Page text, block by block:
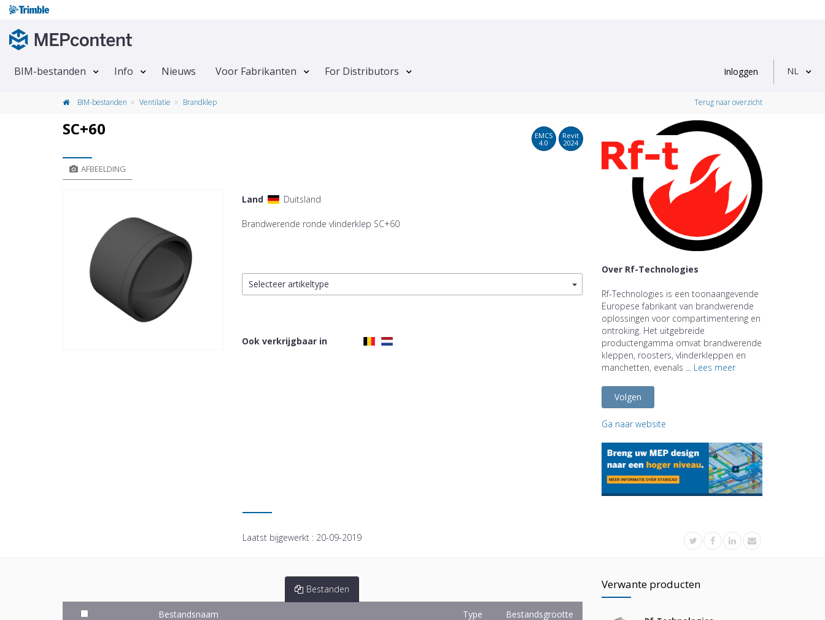
BIM-bestanden Info Nieuws Voor Fabrikanten For Distributors Inloggen NL
BIM-bestanden Ventilatie Brandklep Terug naar overzicht
SC+60
EMCS
4.0
Revit
2024
AFBEELDING
Land Duitsland
Brandwerende ronde vlinderklep SC+60
Selecteer artikeltype
Ook verkrijgbaar in
Over Rf-Technologies
Rf-Technologies is een toonaangevende
Europese fabrikant van brandwerende
oplossingen voor compartimentering en
ontroking. Het uitgebreide
productengamma omvat brandwerende
kleppen, roosters, vlinderkleppen en
manchetten, evenals ... Lees meer
Volgen
Ga naar website
Laatst bijgewerkt : 20-09-2019
Bestanden
Bestandsnaam Type
Bestandsgrootte
Verwante producten